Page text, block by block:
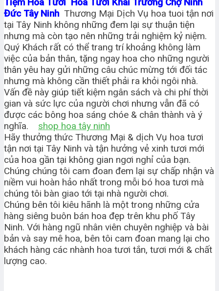
Tiệm Hoa Tươi Hoa Tươi Khai Trương Chợ Ninh
Đức Tây Ninh Thương Mại Dịch Vụ hoa tuoi tận nơi
tại Tây Ninh không những đem lại sự thuận tiện
nhưng mà còn tạo nên những trải nghiệm kỷ niệm.
Quý Khách rất có thể trang trí khoảng không làm
việc của bản thân, tặng ngay hoa cho những người
thân yêu hay gửi những câu chúc mừng tới đối tác
nhưng mà không cần thiết phải ra khỏi ngôi nhà.
Vấn đề này giúp tiết kiệm ngân sách và chi phí thời
gian và sức lực của người chơi nhưng vẫn đã có
được các bông hoa sáng chóe & chân thành và ý
nghĩa. shop hoa tây ninh
Hãy thưởng thức Thương Mại & dịch Vụ hoa tươi
tận nơi tại Tây Ninh và tận hưởng vẻ xinh tươi mới
của hoa gần tại không gian ngơi nghỉ của bạn.
Chúng chúng tôi cam đoan đem lại sự chấp nhận và
niềm vui hoàn hảo nhất trong mỗi bó hoa tươi mà
chúng tôi bàn giao tới tại nhà người chơi.
Chúng bên tôi kiêu hãnh là một trong những cửa
hàng siêng buôn bán hoa đẹp trên khu phố Tây
Ninh. Với hàng ngũ nhân viên chuyên nghiệp và bài
bản và say mê hoa, bên tôi cam đoan mang lại cho
khách hàng các nhành hoa tươi tắn, tươi mới & chất
lượng cao.